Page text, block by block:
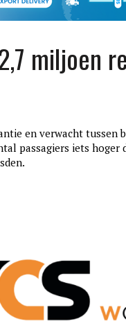
miljoen
en verwacht tussen
passagiers iets hoger